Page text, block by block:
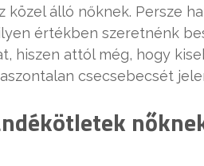
közel álló nőknek. Persze
értékben szeretnénk
hiszen attól még, hogy
csecsebecsét